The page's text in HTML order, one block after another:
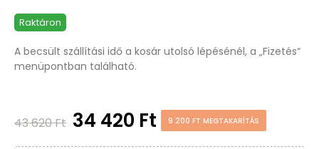
Raktáron
A becsült szállítási idő a kosár utolsó lépésénél, a „Fizetés“
menüpontban található.
43 620 Ft 34 420 Ft 9 200 FT MEGTAKARÍTÁS